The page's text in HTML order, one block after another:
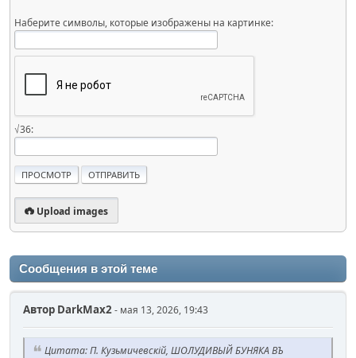
Наберите символы, которые изображены на картинке:
√36:
Upload images
Сообщения в этой теме
Автор DarkMax2- мая 13, 2026, 19:43
Цитата: П. Кузьмичевскій, ШОЛУДИВЫЙ БУНЯКА ВЪ